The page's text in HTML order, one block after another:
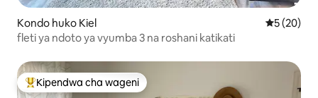
Kondo huko Kiel Ukadiriaji
5 (20)
fleti ya ndoto ya vyumba 3 na roshani katikati
Kipendwa maarufu cha wageni
Kipendwa cha wageni